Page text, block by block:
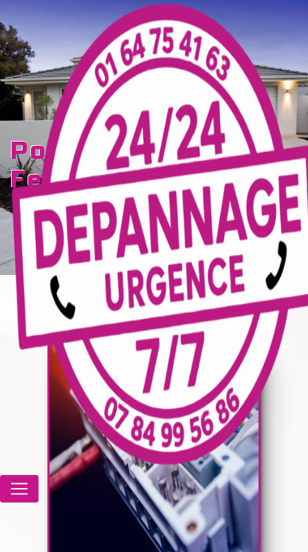
portail électrique
Ferté-Gaucher
TECELEC
Panneau de gestion des cookies